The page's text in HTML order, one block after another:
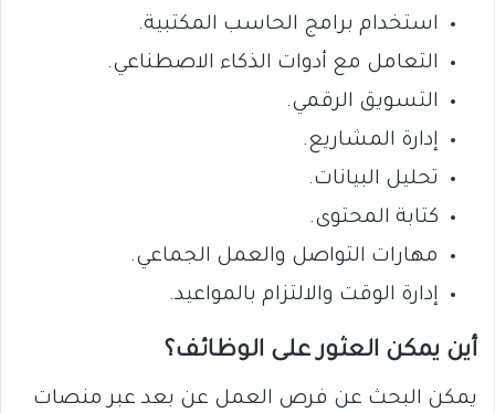
استخدام برامج الحاسب المكتبية.
التعامل مع أدوات الذكاء الاصطناعي.
التسويق الرقمي.
إدارة المشاريع.
تحليل البيانات.
كتابة المحتوى.
مهارات التواصل والعمل الجماعي.
إدارة الوقت والالتزام بالمواعيد.
أين يمكن العثور على الوظائف؟
يمكن البحث عن فرص العمل عن بعد عبر منصات